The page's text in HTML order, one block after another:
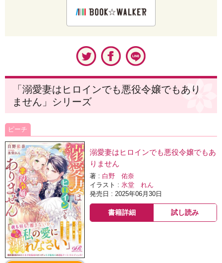
「溺愛妻はヒロインでも悪役令嬢でもあり
ません」シリーズ
ピーチ
溺愛妻はヒロインでも悪役令嬢でもあ
りません
著 : 白野 佑奈
イラスト : 氷堂 れん
発売日 : 2025年06月30日
書籍詳細 試し読み